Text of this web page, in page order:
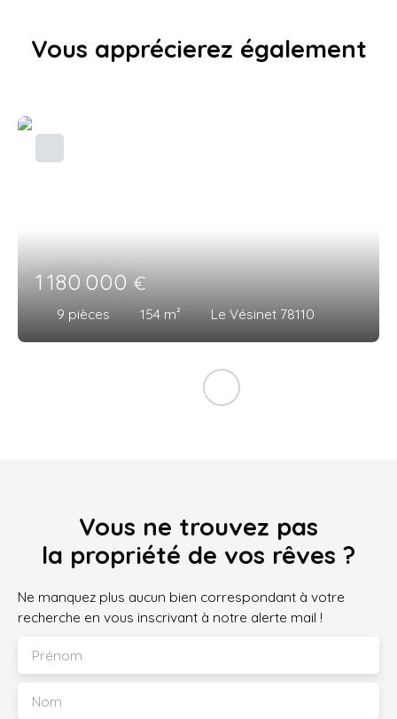
Vous apprécierez également
1 180 000€
9 pièces 154 m² Le Vésinet 78110
Vous ne trouvez pas
la propriété de vos rêves ?
Ne manquez plus aucun bien correspondant à votre
recherche en vous inscrivant à notre alerte mail !
Prénom
Nom